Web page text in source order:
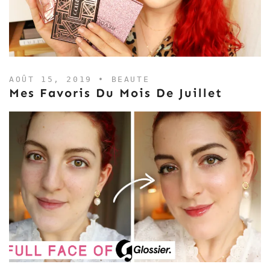
AOÛT 15, 2019 • BEAUTE
Mes Favoris Du Mois De Juillet